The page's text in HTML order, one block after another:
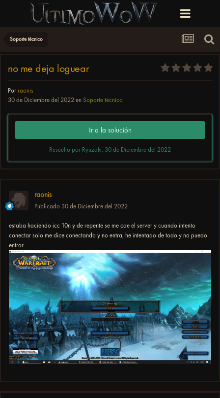
Soporte técnico
no me deja loguear
Por raonis
30 de Diciembre del 2022 en Soporte técnico
Ir a la solución
Resuelto por Ryuzaki, 30 de Diciembre del 2022
raonis
Publicado 30 de Diciembre del 2022
estaba haciendo icc 10n y de repente se me cae el server y cuando intento
conectar solo me dice conectando y no entra, he intentado de todo y no puedo
entrar